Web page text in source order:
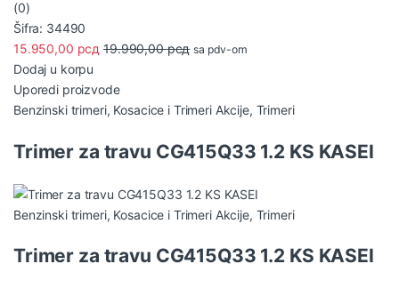
(0)
Šifra: 34490
15.950,00 рсд 19.990,00рсд sa pdv-om
Dodaj u korpu
Uporedi proizvode
Benzinski trimeri, Kosacice i Trimeri Akcije, Trimeri
Trimer za travu CG415Q33 1.2 KS KASEI
Benzinski trimeri, Kosacice i Trimeri Akcije, Trimeri
Trimer za travu CG415Q33 1.2 KS KASEI